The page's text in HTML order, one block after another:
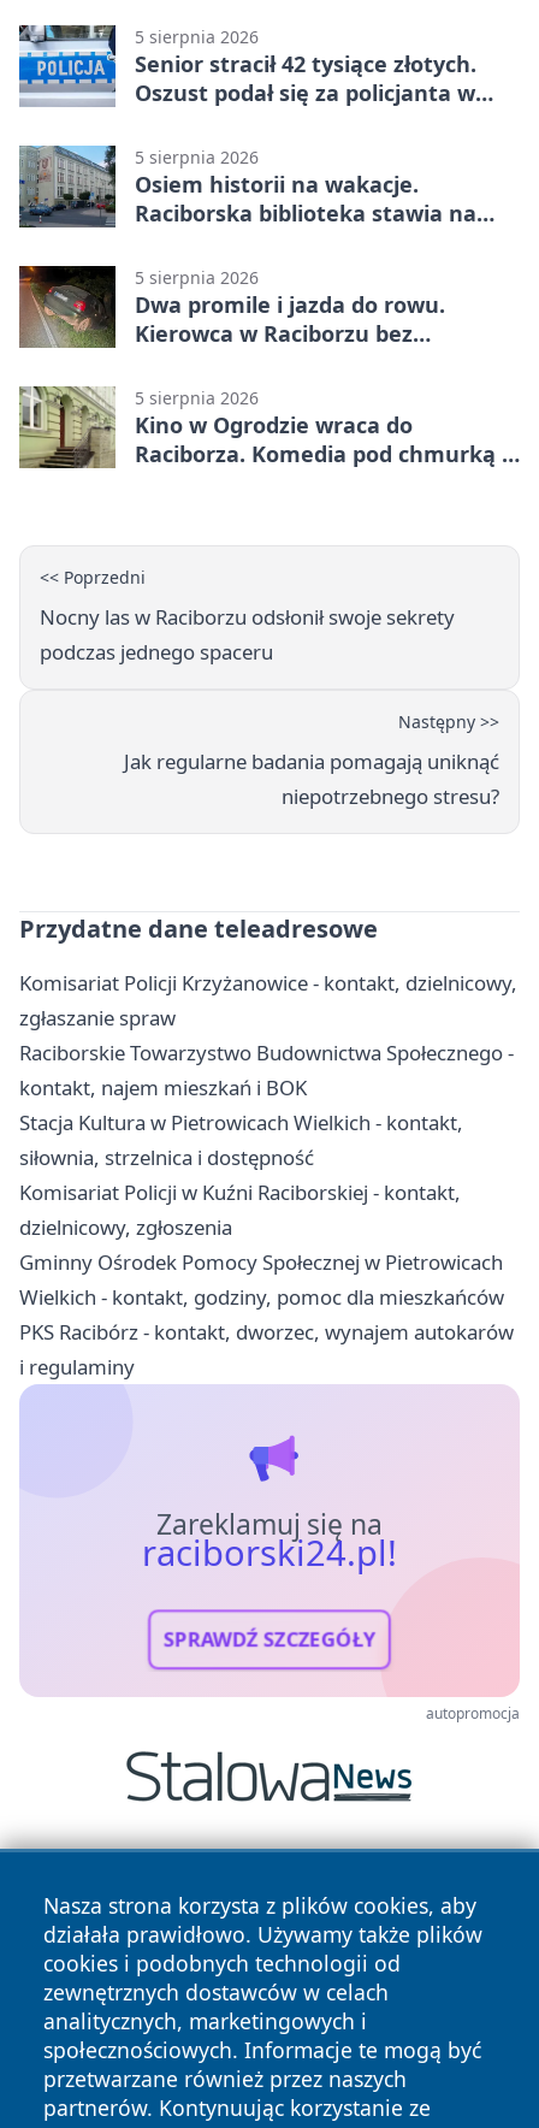
5 sierpnia 2026
Senior stracił 42 tysiące złotych.
Oszust podał się za policjanta w
5 sierpnia 2026
Osiem historii na wakacje.
Raciborska biblioteka stawia na
5 sierpnia 2026
Dwa promile i jazda do rowu.
Kierowca w Raciborzu bez
5 sierpnia 2026
Kino w Ogrodzie wraca do
Raciborza. Komedia pod chmurką w
<< Poprzedni
Nocny las w Raciborzu odsłonił swoje sekrety
podczas jednego spaceru
Następny >>
Jak regularne badania pomagają uniknąć
niepotrzebnego stresu?
Przydatne dane teleadresowe
Komisariat Policji Krzyżanowice - kontakt, dzielnicowy,
zgłaszanie spraw
Raciborskie Towarzystwo Budownictwa Społecznego -
kontakt, najem mieszkań i BOK
Stacja Kultura w Pietrowicach Wielkich - kontakt,
siłownia, strzelnica i dostępność
Komisariat Policji w Kuźni Raciborskiej - kontakt,
dzielnicowy, zgłoszenia
Gminny Ośrodek Pomocy Społecznej w Pietrowicach
Wielkich - kontakt, godziny, pomoc dla mieszkańców
PKS Racibórz - kontakt, dworzec, wynajem autokarów
i regulaminy
Zareklamuj się na
raciborski24.pl!
SPRAWDŹ SZCZEGÓŁY
autopromocja
Nasza strona korzysta z plików cookies, aby
działała prawidłowo. Używamy także plików
cookies i podobnych technologii od
zewnętrznych dostawców w celach
analitycznych, marketingowych i
społecznościowych. Informacje te mogą być
przetwarzane również przez naszych
partnerów. Kontynuując korzystanie ze
Copyright © 2026 raciborski24.pl Wszystkie prawa
zastrzeżone.
Polityka
Polityka